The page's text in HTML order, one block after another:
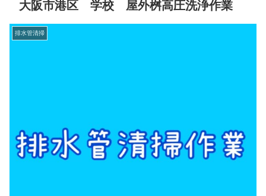
大阪市港区 学校 屋外桝高圧洗浄作業
排水管清掃